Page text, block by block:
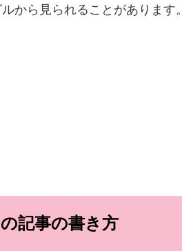
から見られることがあります。
記事の書き方